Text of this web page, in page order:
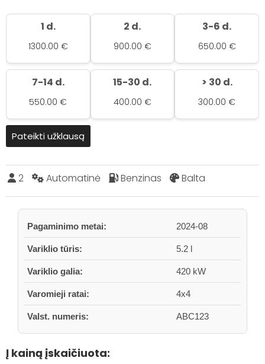
1 d.
1300.00 €
2 d.
900.00 €
3-6 d.
650.00 €
7-14 d.
550.00 €
15-30 d.
400.00 €
> 30 d.
300.00 €
Pateikti užklausą
2 Automatinė Benzinas Balta
Pagaminimo metai: 2024-08
Variklio tūris: 5.2 l
Variklio galia: 420 kW
Varomieji ratai: 4x4
Valst. numeris: ABC123
Į kainą įskaičiuota: